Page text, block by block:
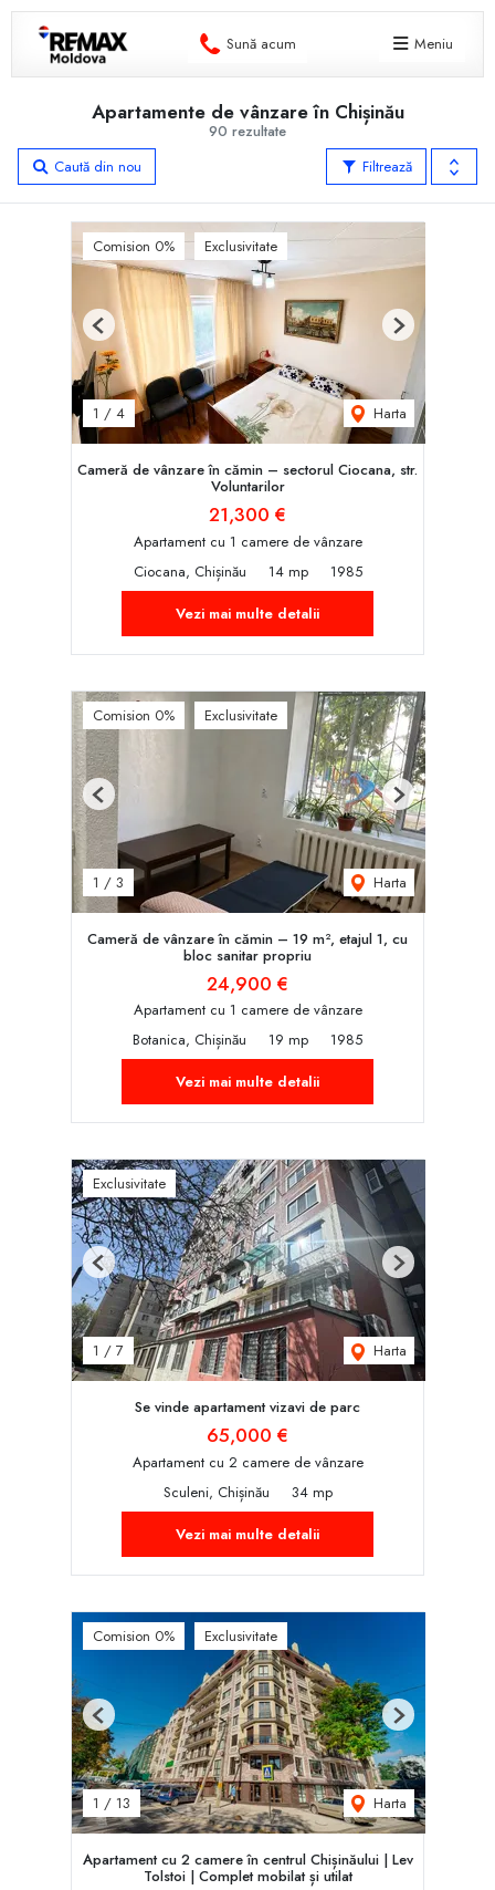
Sună acum Meniu
90 rezultate
Apartamente de vânzare în Chișinău
Filtrează
Caută din nou
Comision 0% Exclusivitate
1 / 4 Harta
Previous Next
Cameră de vânzare în cămin – sectorul Ciocana, str.
Voluntarilor
21,300 €
Apartament cu 1 camere de vânzare
Ciocana, Chișinău
14 mp
1985
Vezi mai multe detalii
Comision 0% Exclusivitate
1 / 3 Harta
Previous Next
Cameră de vânzare în cămin – 19 m², etajul 1, cu
bloc sanitar propriu
24,900 €
Apartament cu 1 camere de vânzare
Botanica, Chișinău
19 mp
1985
Vezi mai multe detalii
Exclusivitate
1 / 7 Harta
Previous Next
Se vinde apartament vizavi de parc
65,000 €
Apartament cu 2 camere de vânzare
Sculeni, Chișinău
34 mp
Vezi mai multe detalii
Comision 0% Exclusivitate
1 / 13 Harta
Previous Next
Apartament cu 2 camere în centrul Chișinăului | Lev
Tolstoi | Complet mobilat și utilat